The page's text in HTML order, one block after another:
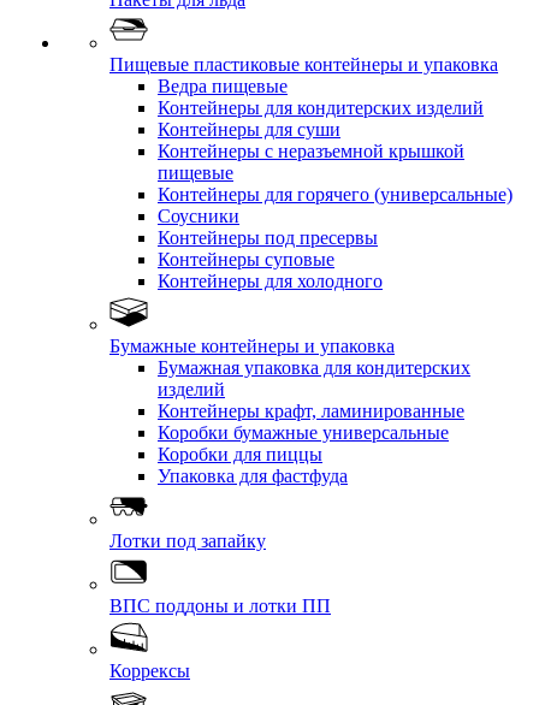
Пищевые пластиковые контейнеры и упаковка
Ведра пищевые
Контейнеры для кондитерских изделий
Контейнеры для суши
Контейнеры с неразъемной крышкой
пищевые
Контейнеры для горячего (универсальные)
Соусники
Контейнеры под пресервы
Контейнеры суповые
Контейнеры для холодного
Бумажные контейнеры и упаковка
Бумажная упаковка для кондитерских
изделий
Контейнеры крафт, ламинированные
Коробки бумажные универсальные
Коробки для пиццы
Упаковка для фастфуда
Лотки под запайку
ВПС поддоны и лотки ПП
Коррексы